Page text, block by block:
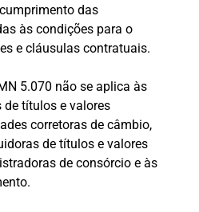
das
às condições para o
e cláusulas contratuais.
5.070 não se aplica às
de títulos e valores
corretoras de câmbio,
de títulos e valores
de consórcio e às